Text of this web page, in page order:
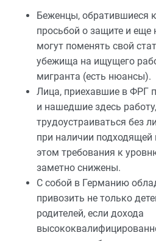
Беженцы, обратившиеся
просьбой о защите и еще
могут поменять свой
убежища на ищущего
мигранта (есть нюансы).
Лица, приехавшие в ФРГ
и нашедшие здесь
трудоустраиваться без
при наличии
этом требования к
заметно снижены.
С собой в Германию
привозить не только
родителей, если дохода